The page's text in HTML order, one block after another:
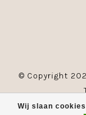
Wij slaan
© Copyright